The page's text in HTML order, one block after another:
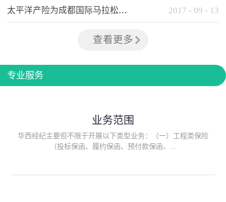
太平洋产险为成都国际马拉松提供全方位保险保障 2017 - 09 - 13
查看更多
专业服务
业务范围
华西经纪主要但不限于开展以下类型业务：（一）工程类保险
（投标保函、履约保函、预付款保函、...